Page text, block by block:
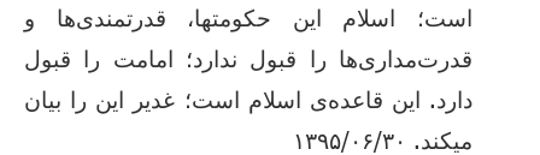
است؛ اسلام این حکومتها، قدرتمندی‌ها و
قدرت‌مداری‌ها را قبول ندارد؛ امامت را قبول
دارد. این قاعده‌ی اسلام است؛ غدیر این را بیان
میکند. ۱۳۹۵/۰۶/۳۰